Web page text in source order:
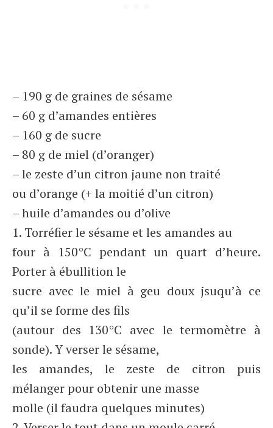
– 190 g de graines de sésame
– 60 g d’amandes entières
– 160 g de sucre
– 80 g de miel (d’oranger)
– le zeste d’un citron jaune non traité
ou d’orange (+ la moitié d’un citron)
– huile d’amandes ou d’olive
1. Torréfier le sésame et les amandes au
four à 150°C pendant un quart d’heure.
Porter à ébullition le
sucre avec le miel à geu doux jsuqu’à ce
qu’il se forme des fils
(autour des 130°C avec le termomètre à
sonde). Y verser le sésame,
les amandes, le zeste de citron puis
mélanger pour obtenir une masse
molle (il faudra quelques minutes)